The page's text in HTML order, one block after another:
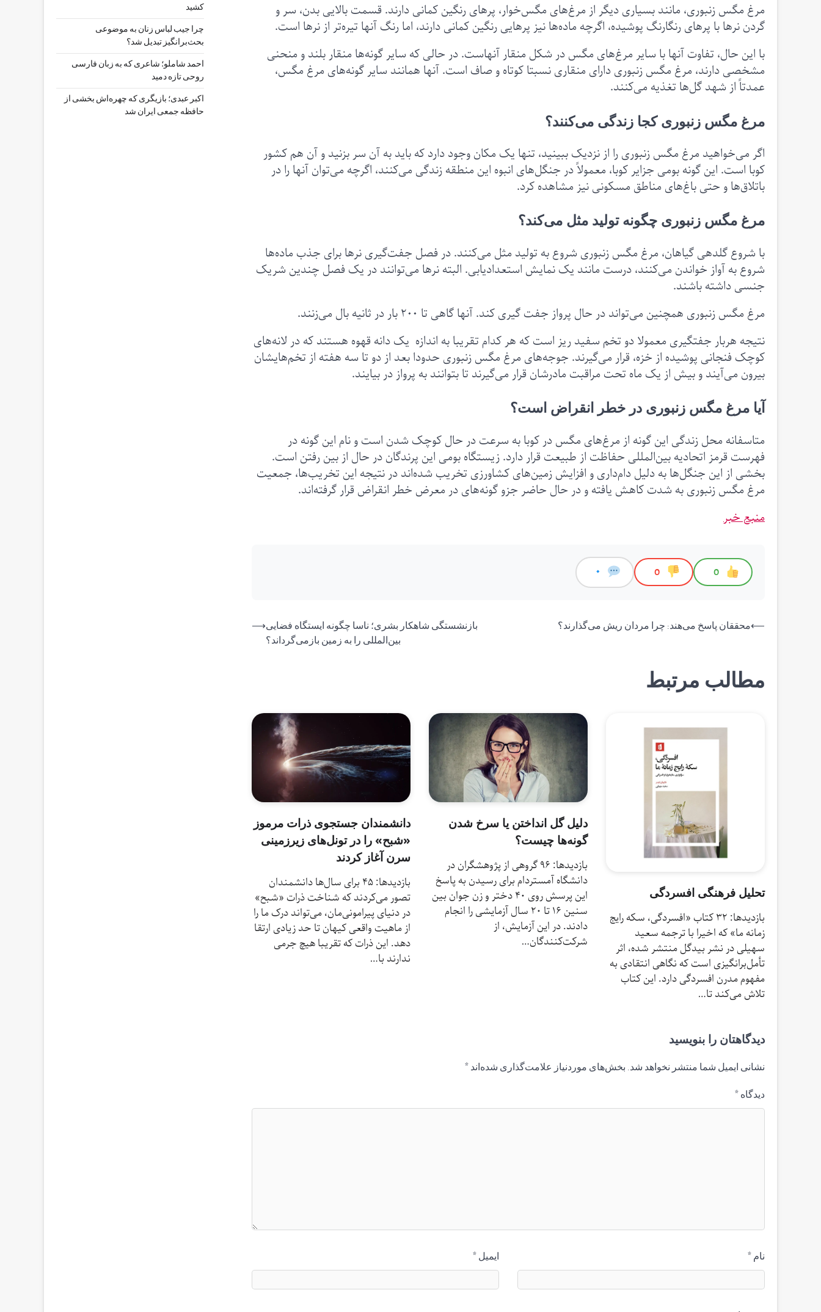
مرغ مگس زنبوری، مانند بسیاری دیگر از مرغ‌های مگس‌خوار، پرهای رنگین کمانی دارند. قسمت بالایی بدن، سر و
گردن نرها با پرهای رنگارنگ پوشیده، اگرچه ماده‌ها نیز پرهایی رنگین کمانی دارند، اما رنگ‌ آنها تیره‌تر از نرها است.
با این حال، تفاوت آنها با سایر مرغ‌های مگس در شکل منقار آنهاست. در حالی که سایر گونه‌ها منقار بلند و منحنی
مشخصی دارند، مرغ مگس زنبوری دارای منقاری نسبتا کوتاه و صاف است. آنها همانند سایر گونه‌های مرغ مگس،
عمدتاً از شهد گل‌ها تغذیه می‌کنند.
مرغ مگس زنبوری کجا زندگی می‌کنند؟
اگر می‌خواهید مرغ‌ مگس زنبوری را از نزدیک ببینید، تنها یک مکان وجود دارد که باید به آن سر بزنید و آن هم کشور
کوبا است. این گونه بومی جزایر کوبا، معمولاً در جنگل‌های انبوه این منطقه زندگی می‌کنند، اگرچه می‌توان آنها را در
باتلاق‌ها و حتی باغ‌های مناطق مسکونی نیز مشاهده کرد.
مرغ مگس زنبوری چگونه تولید مثل می‌کند؟
با شروع گلدهی گیاهان، مرغ مگس زنبوری شروع به تولید مثل می‌کنند. در فصل جفت‌گیری نرها برای جذب ماده‌ها
شروع به آواز خواندن می‌کنند، درست مانند یک نمایش استعدادیابی. البته نرها می‌توانند در یک فصل چندین شریک
جنسی داشته باشند.
مرغ مگس زنبوری همچنین می‌تواند در حال پرواز جفت گیری کند. آنها گاهی تا ۲۰۰ بار در ثانیه بال می‌زنند.
نتیجه هربار جفتگیری معمولا دو تخم‌ سفید ریز است که هر کدام تقریبا به اندازه یک دانه قهوه هستند که در لانه‌های
کوچک فنجانی پوشیده از خزه، قرار می‌گیرند. جوجه‌های مرغ مگس زنبوری حدودا بعد از دو تا سه هفته از تخم‌هایشان
بیرون می‌آیند و بیش از یک ماه تحت مراقبت مادرشان قرار می‌گیرند تا بتوانند به پرواز در بیایند.
آیا مرغ مگس زنبوری در خطر انقراض است؟
متاسفانه محل زندگی این گونه از مرغ‌های مگس در کوبا به سرعت در حال کوچک شدن است و نام این گونه در
فهرست قرمز اتحادیه بین‌المللی حفاظت از طبیعت قرار دارد. زیستگاه بومی این پرندگان در حال از بین رفتن است.
بخشی از این جنگل‌ها به دلیل دام‌داری و افزایش زمین‌های کشاورزی تخریب شده‌‌اند در نتیجه این تخریب‌ها، جمعیت
مرغ مگس زنبوری به شدت کاهش یافته و در حال حاضر جزو گونه‌های در معرض خطر انقراض قرار گرفته‌اند.
منبع خبر
0
0
0
راهبری
⟵محققان پاسخ می‌هند: چرا مردان ریش می‌گذارند؟
بازنشستگی شاهکار بشری؛ ناسا چگونه ایستگاه فضایی
بین‌المللی را به زمین بازمی‌گرداند؟
⟶
مطالب مرتبط
تحلیل فرهنگی افسردگی
بازدیدها: 32 کتاب «افسردگی، سکه رایج
زمانه ما» که اخیرا با ترجمه سعید
سهیلی در نشر بیدگل منتشر شده، اثر
تأمل‌برانگیزی است که نگاهی انتقادی به
مفهوم مدرن افسردگی دارد. این کتاب
تلاش می‌کند تا…
دلیل گل انداختن یا سرخ شدن
گونه‌ها چیست؟
بازدیدها: 96 گروهی از پژوهشگران در
دانشگاه آمستردام برای رسیدن به پاسخ
این پرسش روی ۴۰ دختر و زن جوان بین
سنین ۱۶ تا ۲۰ سال آزمایشی را انجام
دادند. در این آزمایش، از
شرکت‌کنندگان…
دانشمندان جستجوی ذرات مرموز
«شبح» را در تونل‌های زیرزمینی
سرن آغاز کردند
بازدیدها: 45 برای سال‌ها دانشمندان
تصور می‌کردند که شناخت ذرات «شبح»
در دنیای پیرامونی‌مان، می‌تواند درک ما را
از ماهیت واقعی کیهان تا حد زیادی ارتقا
دهد. این ذرات که تقریبا هیچ جرمی
ندارند با…
دیدگاهتان را بنویسید
نشانی ایمیل شما منتشر نخواهد شد. بخش‌های موردنیاز علامت‌گذاری شده‌اند *
دیدگاه *
نام * ایمیل *
کشید
چرا جیب‌ لباس زنان به موضوعی
بحث‌برانگیز تبدیل شد؟
احمد شاملو؛ شاعری که به زبان فارسی
روحی تازه دمید
اکبر عبدی؛ بازیگری که چهره‌اش بخشی از
حافظه جمعی ایران شد